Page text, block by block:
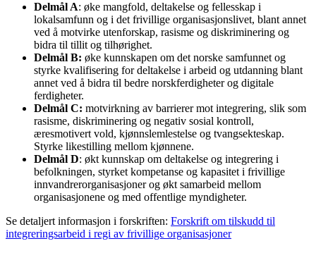
Delmål A: øke mangfold, deltakelse og fellesskap i
lokalsamfunn og i det frivillige organisasjonslivet, blant annet
ved å motvirke utenforskap, rasisme og diskriminering og
bidra til tillit og tilhørighet.
Delmål B: øke kunnskapen om det norske samfunnet og
styrke kvalifisering for deltakelse i arbeid og utdanning blant
annet ved å bidra til bedre norskferdigheter og digitale
ferdigheter.
Delmål C: motvirkning av barrierer mot integrering, slik som
rasisme, diskriminering og negativ sosial kontroll,
æresmotivert vold, kjønnslemlestelse og tvangsekteskap.
Styrke likestilling mellom kjønnene.
Delmål D: økt kunnskap om deltakelse og integrering i
befolkningen, styrket kompetanse og kapasitet i frivillige
innvandrerorganisasjoner og økt samarbeid mellom
organisasjonene og med offentlige myndigheter.
Se detaljert informasjon i forskriften: Forskrift om tilskudd til
integreringsarbeid i regi av frivillige organisasjoner